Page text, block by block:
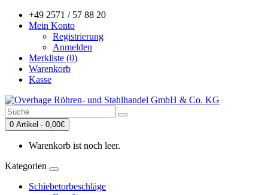
+49 2571 / 57 88 20
Mein Konto
Registrierung
Anmelden
Merkliste (0)
Warenkorb
Kasse
0 Artikel - 0,00€
Warenkorb ist noch leer.
Kategorien
Schiebetorbeschläge